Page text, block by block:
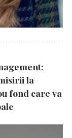
la
fond care va